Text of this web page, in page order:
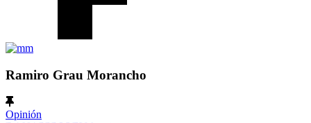
Ramiro Grau Morancho
Opinión